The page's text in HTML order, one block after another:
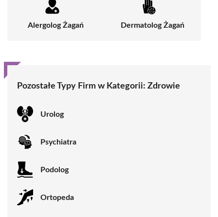
Alergolog Żagań Dermatolog Żagań
Pozostałe Typy Firm w Kategorii: Zdrowie
Urolog
Psychiatra
Podolog
Ortopeda